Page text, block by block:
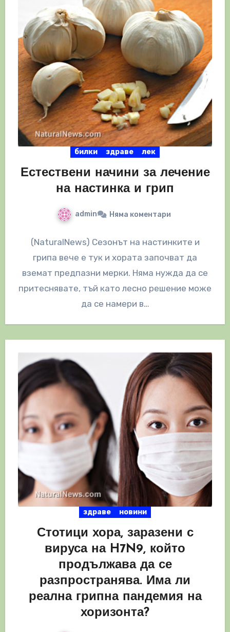
билки здраве лек
Естествени начини за лечение
на настинка и грип
admin Няма коментари
(NaturalNews) Сезонът на настинките и
грипа вече е тук и хората започват да
вземат предпазни мерки. Няма нужда да се
притеснявате, тъй като лесно решение може
да се намери в…
здраве новини
Стотици хора, заразени с
вируса на H7N9, който
продължава да се
разпространява. Има ли
реална грипна пандемия на
хоризонта?